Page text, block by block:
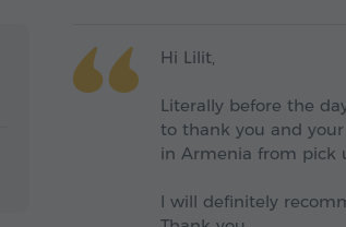
Hi Lilit,
Literally before the
to thank you and
in Armenia from pick
I will definitely